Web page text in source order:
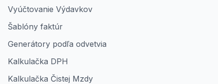
Vyúčtovanie Výdavkov
Šablóny faktúr
Generátory podľa odvetvia
Kalkulačka DPH
Kalkulačka Čistej Mzdy